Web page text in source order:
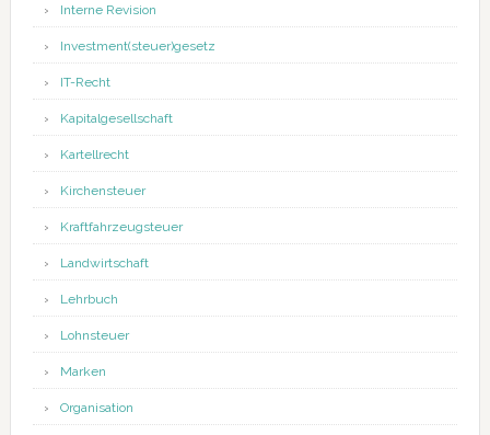
Interne Revision
Investment(steuer)gesetz
IT-Recht
Kapitalgesellschaft
Kartellrecht
Kirchensteuer
Kraftfahrzeugsteuer
Landwirtschaft
Lehrbuch
Lohnsteuer
Marken
Organisation